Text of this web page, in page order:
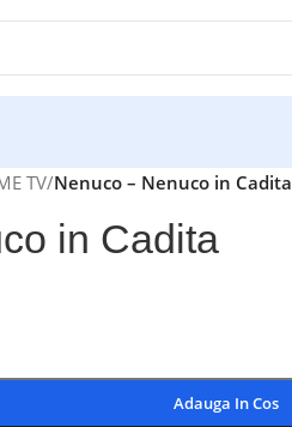
TV/Nenuco – Nenuco in Cadita
in Cadita
Adauga In Cos